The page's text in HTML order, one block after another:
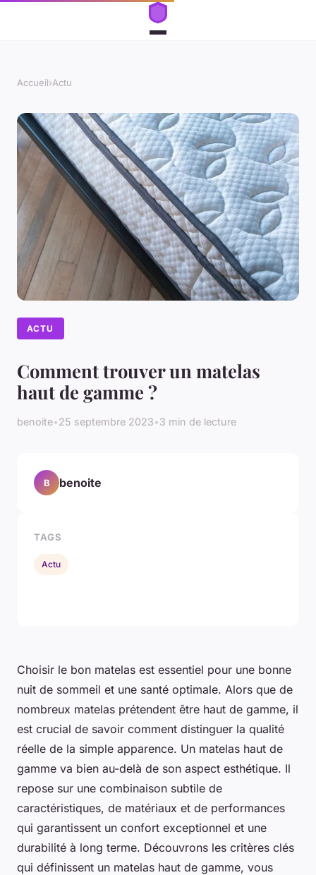
Accueil›Actu
ACTU
Comment trouver un matelas
haut de gamme ?
benoite•25 septembre 2023•3 min de lecture
Choisir le bon matelas est essentiel pour une bonne
nuit de sommeil et une santé optimale. Alors que de
nombreux matelas prétendent être haut de gamme, il
est crucial de savoir comment distinguer la qualité
réelle de la simple apparence. Un matelas haut de
gamme va bien au-delà de son aspect esthétique. Il
repose sur une combinaison subtile de
caractéristiques, de matériaux et de performances
qui garantissent un confort exceptionnel et une
durabilité à long terme. Découvrons les critères clés
qui définissent un matelas haut de gamme, vous
B benoite
TAGS
Actu